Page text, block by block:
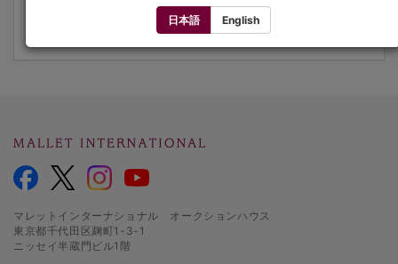
art@mallet.co.jp
Tel: +81 3-5216-2480
マレットインターナショナル オークションハウス
東京都千代田区麹町1-3-1
ニッセイ半蔵門ビル1階
日本語 English